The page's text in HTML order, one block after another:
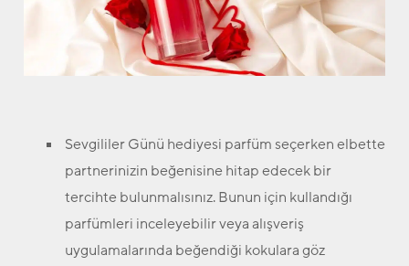
Sevgililer Günü hediyesi parfüm seçerken elbette
partnerinizin beğenisine hitap edecek bir
tercihte bulunmalısınız. Bunun için kullandığı
parfümleri inceleyebilir veya alışveriş
uygulamalarında beğendiği kokulara göz